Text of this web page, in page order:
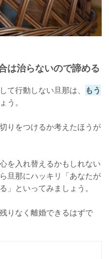
は治らないので諦める
て行動しない旦那は、
もう
う。
りをつけるか考えたほうが
を入れ替えるかもしれない
旦那にハッキリ「あなたが
」といってみましょう。
りなく離婚できるはずで